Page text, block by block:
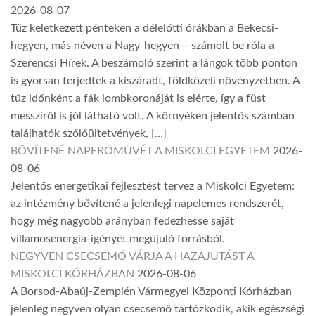
2026-08-07
Tűz keletkezett pénteken a délelőtti órákban a Bekecsi-
hegyen, más néven a Nagy-hegyen – számolt be róla a
Szerencsi Hírek. A beszámoló szerint a lángok több ponton
is gyorsan terjedtek a kiszáradt, földközeli növényzetben. A
tűz időnként a fák lombkoronáját is elérte, így a füst
messziről is jól látható volt. A környéken jelentős számban
találhatók szőlőültetvények, […]
BŐVÍTENÉ NAPERŐMŰVÉT A MISKOLCI EGYETEM 2026-
08-06
Jelentős energetikai fejlesztést tervez a Miskolci Egyetem:
az intézmény bővítené a jelenlegi napelemes rendszerét,
hogy még nagyobb arányban fedezhesse saját
villamosenergia-igényét megújuló forrásból.
NEGYVEN CSECSEMŐ VÁRJA A HAZAJUTÁST A
MISKOLCI KÓRHÁZBAN 2026-08-06
A Borsod-Abaúj-Zemplén Vármegyei Központi Kórházban
jelenleg negyven olyan csecsemő tartózkodik, akik egészségi